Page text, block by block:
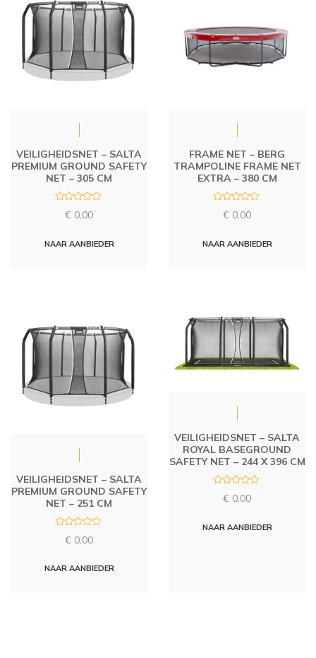
VEILIGHEIDSNET – SALTA
PREMIUM GROUND SAFETY
NET – 305 CM
d
€ 0,00
NAAR AANBIEDER
FRAME NET – BERG
TRAMPOLINE FRAME NET
EXTRA – 380 CM
d
€ 0,00
NAAR AANBIEDER
VEILIGHEIDSNET – SALTA
PREMIUM GROUND SAFETY
NET – 251 CM
d
€ 0,00
NAAR AANBIEDER
VEILIGHEIDSNET – SALTA
ROYAL BASEGROUND
SAFETY NET – 244 X 396 CM
d
€ 0,00
NAAR AANBIEDER